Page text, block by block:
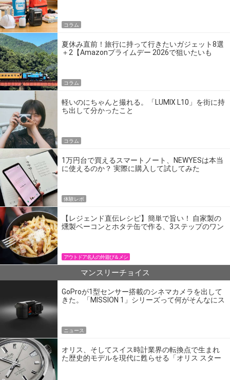
コラム
夏休み直前！旅行に持って行きたいガジェット8選
＋2【Amazonプライムデー 2026で狙いたいも
コラム
軽いのにちゃんと撮れる。「LUMIX L10」を街に持
ち出して分かったこと
コラム
1万円台で買えるスマートノート、NEWYESは本当
に使えるのか？ 実際に購入して試してみた
体験レポ
【レジェンド直伝レシピ】簡単で旨い！ 自家製の
燻製ベーコンとホタテ缶で作る、3ステップのワン
アウトドア名人の外遊び＆メシ
マンスリーチョイス
GoProが1型センサー搭載のシネマカメラを出して
きた。「MISSION 1」シリーズって何がそんなにス
ニュース
オリス、そしてスイス時計業界の転換点で生まれ
た歴史的モデルを現代に甦らせる「オリス スター